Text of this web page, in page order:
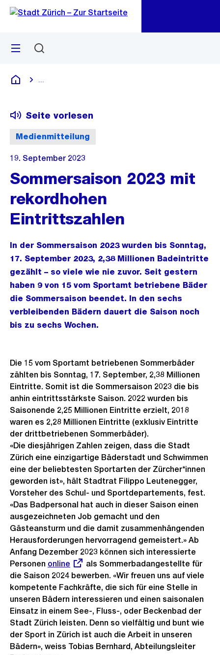
Navigation
Sprunglink
Menü
Deutsch
Medienmitteilung
Seite vorlesen
19. September 2023
Sommersaison 2023 mit
rekordhohen
Eintrittszahlen
In der Sommersaison 2023 wurden bis Sonntag,
17. September 2023, 2,38 Millionen Badeintritte
gezählt – so viele wie nie zuvor. Seit gestern
haben 9 von 15 vom Sportamt betriebene Bäder
die Sommersaison beendet. In den sechs
verbleibenden Bädern dauert die Saison noch
bis zu sechs Wochen.
Die 15 vom Sportamt betriebenen Sommerbäder
zählten bis Sonntag, 17. September, 2,38 Millionen
Eintritte. Somit ist die Sommersaison 2023 die bis
anhin eintrittsstärkste Saison. 2022 wurden bis
Saisonende 2,25 Millionen Eintritte erzielt, 2018
waren es 2,28 Millionen Eintritte (exklusiv Eintritte
der drittbetriebenen Sommerbäder).
«Die diesjährigen Zahlen zeigen, dass die Stadt
Zürich eine einzigartige Bäderstadt und Schwimmen
eine der beliebtesten Sportarten der Zürcher*innen
geworden ist», hält Stadtrat Filippo Leutenegger,
Vorsteher des Schul- und Sportdepartements, fest.
«Das Badpersonal hat auch in dieser Saison einen
ausgezeichneten Job gemacht und den
Gästeansturm und die damit zusammenhängenden
Herausforderungen hervorragend gemeistert.» Ab
Anfang Dezember 2023 können sich interessierte
Personen Externer
Link:
online
als Sommerbadangestellte für
die Saison 2024 bewerben. «Wir freuen uns auf viele
kompetente Fachkräfte, die sich für eine Stelle in
unseren Bädern interessieren und einen saisonalen
Einsatz in einem See-, Fluss-, oder Beckenbad der
Stadt Zürich leisten. Denn so vielfältig und bunt wie
der Sport in Zürich ist auch die Arbeit in unseren
Bädern», weiss Tobias Bernhard, Abteilungsleiter